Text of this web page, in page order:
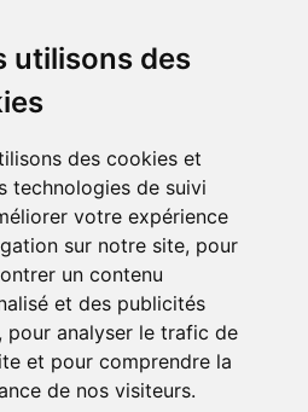
utilisons des
des cookies et
technologies de suivi
votre expérience
sur notre site, pour
un contenu
et des publicités
pour analyser le trafic de
et pour comprendre la
de nos visiteurs.
BARS & CAFÉS
vie aux extensions de
En terrasse bien-sûr! Profitez
bruxelloises jusqu'au 31 octobre
reviendront chaque année!
les pistes bruxelloises !